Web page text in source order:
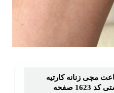
مچی زنانه کارتیه
CARTIER مدل بند انگشتی کد 1623 صفحه